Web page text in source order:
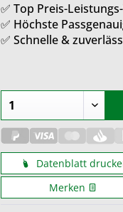
✅ Top Preis-
✅ Höchste
✅ Schnelle &
Datenblatt
Merken